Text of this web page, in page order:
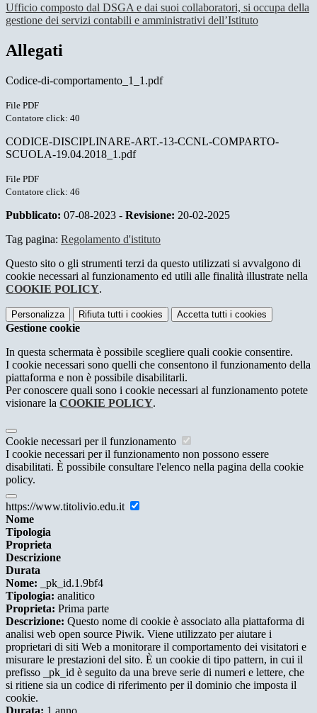
Ufficio composto dal DSGA e dai suoi collaboratori, si occupa della
gestione dei servizi contabili e amministrativi dell’Istituto
Allegati
Codice-di-comportamento_1_1.pdf
File PDF
Contatore click: 40
CODICE-DISCIPLINARE-ART.-13-CCNL-COMPARTO-
SCUOLA-19.04.2018_1.pdf
File PDF
Contatore click: 46
Pubblicato: 07-08-2023 - Revisione: 20-02-2025
Tag pagina: Regolamento d'istituto
Questo sito o gli strumenti terzi da questo utilizzati si avvalgono di
cookie necessari al funzionamento ed utili alle finalità illustrate nella
COOKIE POLICY.
Personalizza Rifiuta tutti i cookies Accetta tutti i cookies
Gestione cookie
In questa schermata è possibile scegliere quali cookie consentire.
I cookie necessari sono quelli che consentono il funzionamento della
piattaforma e non è possibile disabilitarli.
Per conoscere quali sono i cookie necessari al funzionamento potete
visionare la COOKIE POLICY.
Cookie necessari per il funzionamento
I cookie necessari per il funzionamento non possono essere
disabilitati. È possibile consultare l'elenco nella pagina della cookie
policy.
https://www.titolivio.edu.it
Nome
Tipologia
Proprieta
Descrizione
Durata
Nome: _pk_id.1.9bf4
Tipologia: analitico
Proprieta: Prima parte
Descrizione: Questo nome di cookie è associato alla piattaforma di
analisi web open source Piwik. Viene utilizzato per aiutare i
proprietari di siti Web a monitorare il comportamento dei visitatori e
misurare le prestazioni del sito. È un cookie di tipo pattern, in cui il
prefisso _pk_id è seguito da una breve serie di numeri e lettere, che
si ritiene sia un codice di riferimento per il dominio che imposta il
cookie.
Durata: 1 anno